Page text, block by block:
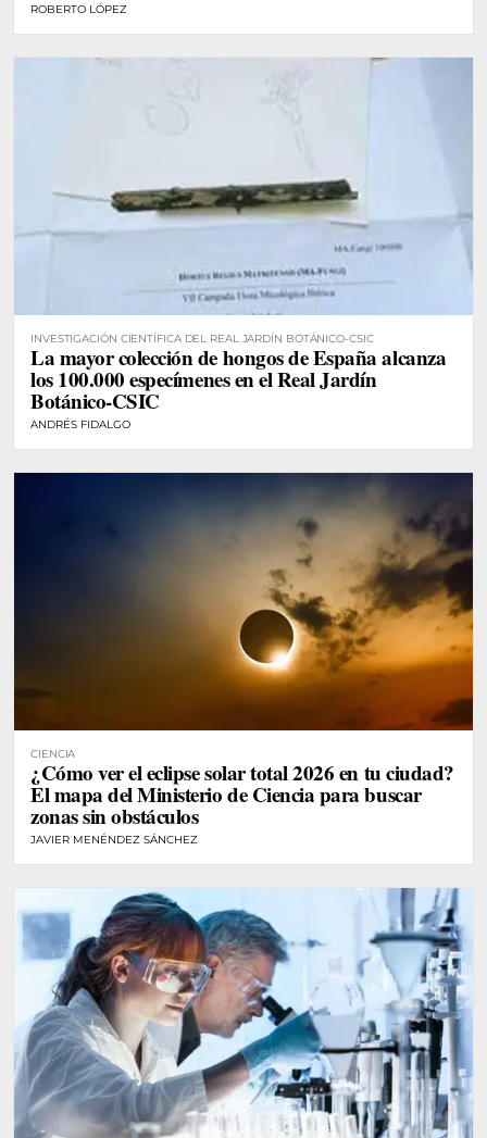
ROBERTO LÓPEZ
INVESTIGACIÓN CIENTÍFICA DEL REAL JARDÍN BOTÁNICO-CSIC
La mayor colección de hongos de España alcanza
los 100.000 especímenes en el Real Jardín
Botánico-CSIC
ANDRÉS FIDALGO
CIENCIA
¿Cómo ver el eclipse solar total 2026 en tu ciudad?
El mapa del Ministerio de Ciencia para buscar
zonas sin obstáculos
JAVIER MENÉNDEZ SÁNCHEZ